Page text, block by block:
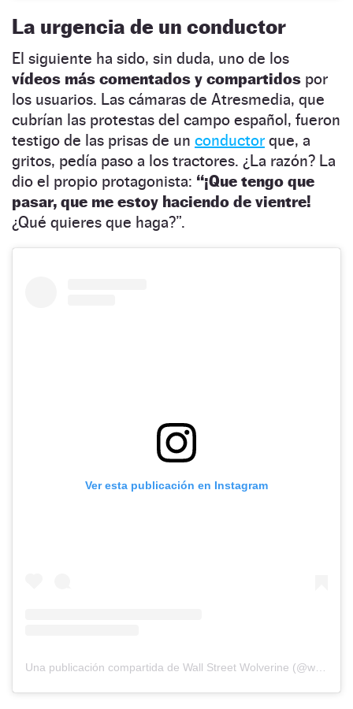
La urgencia de un conductor
El siguiente ha sido, sin duda, uno de los
vídeos más comentados y compartidos por
los usuarios. Las cámaras de Atresmedia, que
cubrían las protestas del campo español, fueron
testigo de las prisas de un conductor que, a
gritos, pedía paso a los tractores. ¿La razón? La
dio el propio protagonista: “¡Que tengo que
pasar, que me estoy haciendo de vientre!
¿Qué quieres que haga?”.
Ver esta publicación en Instagram